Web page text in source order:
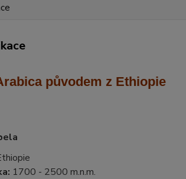
původem z Ethiopie
1700 - 2500 m.n.m.